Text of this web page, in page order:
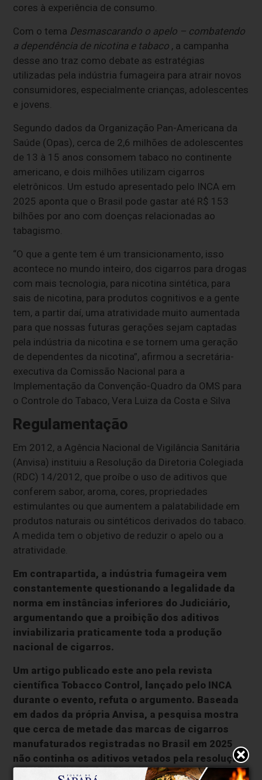
cores à experiência de consumo.
Com o tema Desmascarando o apelo – combatendo
a dependência de nicotina e tabaco , a campanha
desse ano traz como debate as estratégias
utilizadas pela indústria fumageira para atrair novos
consumidores, especialmente crianças, adolescentes
e jovens.
Segundo dados da Organização Pan-Americana da
Saúde (Opas), cerca de 2,6 milhões de adolescentes
de 13 à 15 anos consomem tabaco no continente
americano, e dois milhões utilizam cigarros
eletrônicos. Um estudo apresentado pelo INCA em
2025 aponta que o Brasil pode gastar até R$ 153
bilhões por ano com doenças relacionadas ao
tabagismo.
“O que a gente tem é um transicionamento, isso
acontece no mundo inteiro, dos cigarros para drogas
com mais tecnologia, para nicotina sintética, para
sais de nicotina, para produtos cognitivos e a gente
tem, a partir daí, uma atratividade muito aumentada
para que nossas futuras gerações sejam captadas
pela indústria da nicotina e se tornem uma geração
de dependentes da nicotina”, afirmou a secretária-
executiva da Comissão Nacional para a
Implementação da Convenção-Quadro da OMS para
o Controle do Tabaco, Vera Luiza da Costa e Silva
Regulamentação
Em 2012, a Agência Nacional de Vigilância Sanitária
(Anvisa) instituiu a Resolução da Diretoria Colegiada
(RDC) 14/2012, que proíbe o uso de aditivos que
conferem sabor, aroma, cores, propriedades
estimulantes ou que aumentem a palatabilidade em
produtos naturais ou sintéticos derivados do tabaco.
A medida tem o objetivo de reduzir o apelo ou a
atratividade.
Em contrapartida, a indústria fumageira vem
constantemente questionando a legalidade da
norma em instâncias inferiores do Judiciário,
argumentando que a proibição dos aditivos
inviabilizaria praticamente toda a produção
nacional de cigarros.
Um artigo publicado este ano pela revista
científica Tobacco Control, lançado pelo INCA
durante o evento, refuta o argumento. Baseada
em dados da própria Anvisa, a pesquisa mostra
que cerca de metade das marcas de cigarros
manufaturados registradas no Brasil em 2025
não continha os aditivos vetados pela resolução